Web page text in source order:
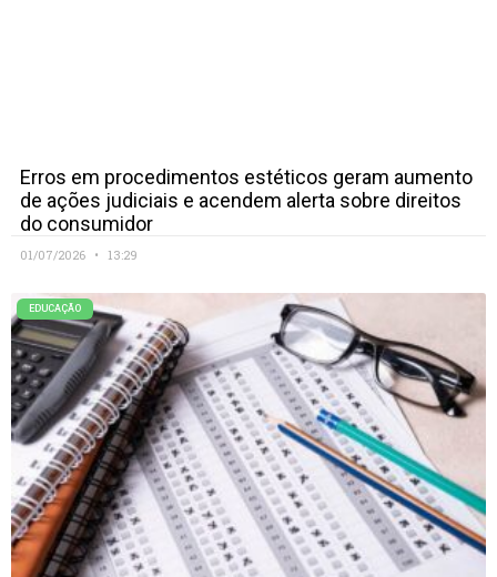
Erros em procedimentos estéticos geram aumento
de ações judiciais e acendem alerta sobre direitos
do consumidor
01/07/2026 13:29
EDUCAÇÃO